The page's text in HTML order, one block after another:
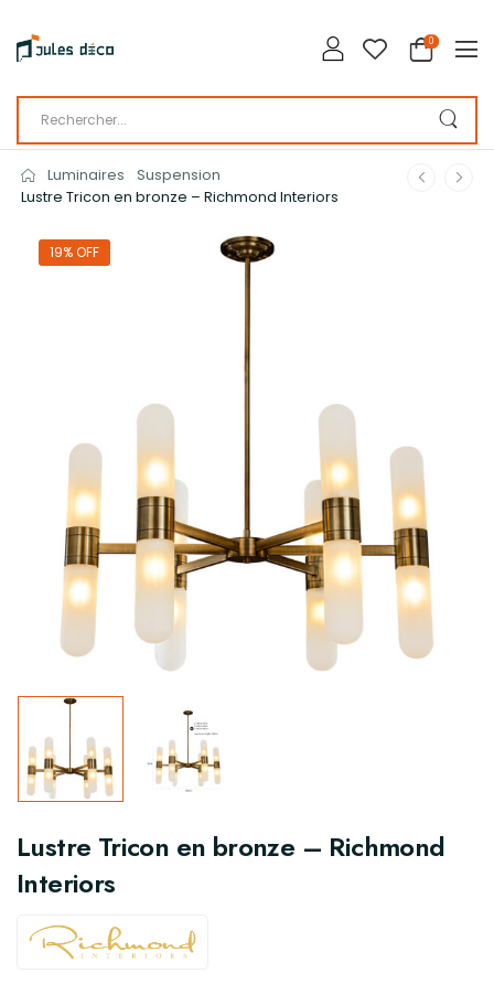
0
Luminaires
Suspension
Lustre Tricon en bronze – Richmond Interiors
19% OFF
Lustre Tricon en bronze – Richmond
Interiors